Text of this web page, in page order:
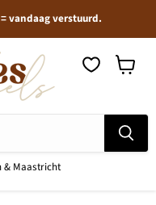
vandaag verstuurd.
& Maastricht